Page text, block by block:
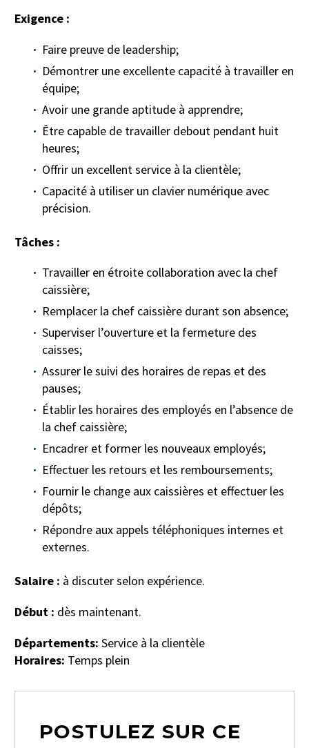
Exigence :
Faire preuve de leadership;
Démontrer une excellente capacité à travailler en
équipe;
Avoir une grande aptitude à apprendre;
Être capable de travailler debout pendant huit
heures;
Offrir un excellent service à la clientèle;
Capacité à utiliser un clavier numérique avec
précision.
Tâches :
Travailler en étroite collaboration avec la chef
caissière;
Remplacer la chef caissière durant son absence;
Superviser l’ouverture et la fermeture des
caisses;
Assurer le suivi des horaires de repas et des
pauses;
Établir les horaires des employés en l’absence de
la chef caissière;
Encadrer et former les nouveaux employés;
Effectuer les retours et les remboursements;
Fournir le change aux caissières et effectuer les
dépôts;
Répondre aux appels téléphoniques internes et
externes.
Salaire : à discuter selon expérience.
Début : dès maintenant.
Départements: Service à la clientèle
Horaires: Temps plein
POSTULEZ SUR CE